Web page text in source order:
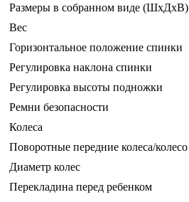
Размеры в собранном виде (ШxДxВ)
Вес
Горизонтальное положение спинки
Регулировка наклона спинки
Регулировка высоты подножки
Ремни безопасности
Колеса
Поворотные передние колеса/колесо
Диаметр колес
Перекладина перед ребенком